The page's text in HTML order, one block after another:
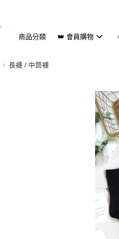
商品分類 👑 會員購物
長襪 / 中筒襪